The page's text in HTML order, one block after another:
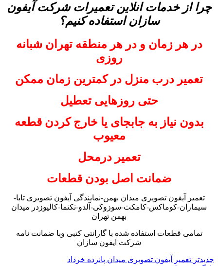
چرا از خدمات انلاین تعمیرات شرکت آیفون
سازان استفاده کنیم؟
در هر زمان و در هر منطقه تهران شبانه
روزی
تعمیر درب منزل در کمترین زمان ممکن
حتی روزهایی تعطیل
بدون نیاز به جابجای یا خارج کردن قطعه
معیوب
تعمیر درمحل
ضمانت اصل بودن قطعات
تعمیر آیفون تصویری میدان بهمن-نمایندگی آیفون تصویری تابا-
سیماران-کوماکس-کامکث-سوزوکی-آلدو-تکنما-کالیوزدر میدان
بهمن تهران
تمامی قطعات استفاده شده با گارانتی کتبی وبا ضمانت نامه
شرکت ایفون سازان
جدیدتر تعمیر آیفون تصویری میدان پانزده خرداد